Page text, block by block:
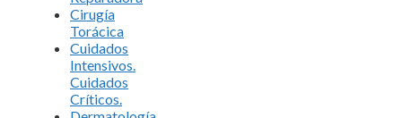
Cirugía
Torácica
Cuidados
Intensivos.
Cuidados
Críticos.